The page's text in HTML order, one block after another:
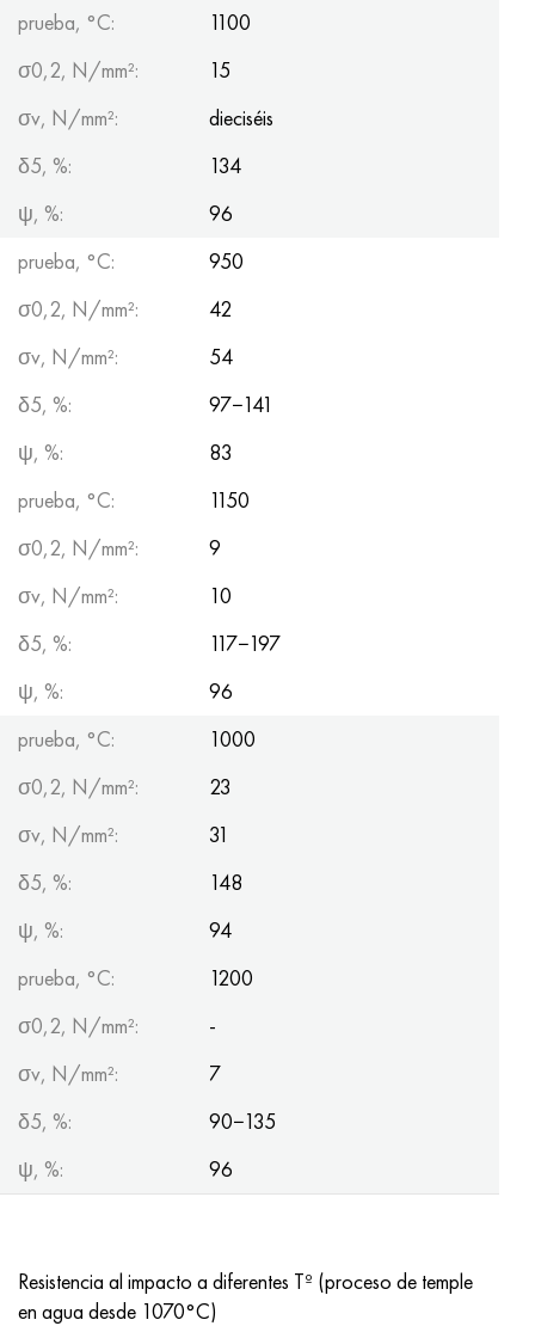
prueba, °C:
1100
σ0,2, N/mm²:
15
σv, N/mm²:
dieciséis
δ5, %:
134
ψ, %:
96
prueba, °С:
950
σ0,2, N/mm²:
42
σv, N/mm²:
54
δ5, %:
97−141
ψ, %:
83
prueba, °C:
1150
σ0,2, N/mm²:
9
σv, N/mm²:
10
δ5, %:
117−197
ψ, %:
96
prueba, °С:
1000
σ0,2, N/mm²:
23
σv, N/mm²:
31
δ5, %:
148
ψ, %:
94
prueba, °C:
1200
σ0,2, N/mm²:
-
σv, N/mm²:
7
δ5, %:
90−135
ψ, %:
96
Resistencia al impacto a diferentes Tº (proceso de temple
en agua desde 1070°С)